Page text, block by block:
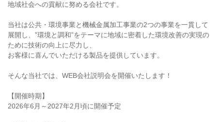
地域社会への貢献に努める会社です。
当社は公共・環境事業と機械金属加工事業の2つの事業を一貫して
展開し、”環境と調和”をテーマに地域に密着した環境改善の実現の
ために技術の向上に尽力し、
お客様に喜んでいただける製品を提供しています。
そんな当社では、WEB会社説明会を開催いたします！
【開催時期】
2026年6月～2027年2月頃に開催予定